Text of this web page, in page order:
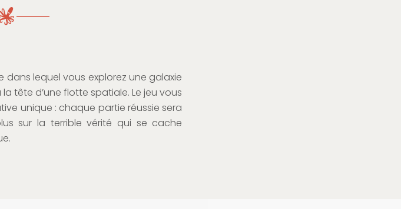
lequel vous explorez une galaxie
tête d’une flotte spatiale. Le jeu vous
unique : chaque partie réussie sera
sur la terrible vérité qui se cache